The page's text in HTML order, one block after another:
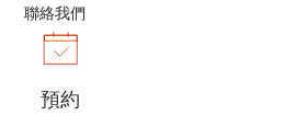
聯絡我們
預約